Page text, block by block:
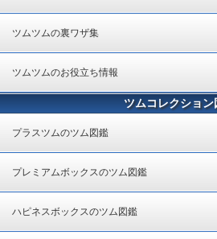
ツムツムの裏ワザ集
ツムツムのお役立ち情報
ツムコレクション
プラスツムのツム図鑑
プレミアムボックスのツム図鑑
ハピネスボックスのツム図鑑